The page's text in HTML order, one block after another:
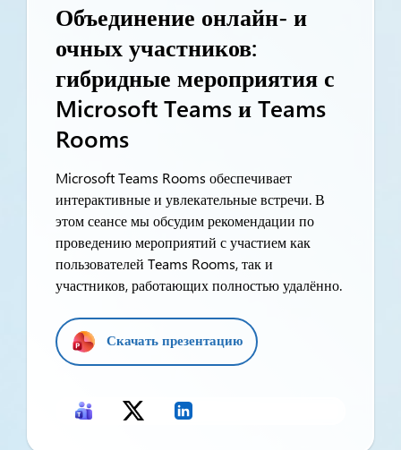
Объединение онлайн- и
очных участников:
гибридные мероприятия с
Microsoft Teams и Teams
Rooms
Microsoft Teams Rooms обеспечивает
интерактивные и увлекательные встречи. В
этом сеансе мы обсудим рекомендации по
проведению мероприятий с участием как
пользователей Teams Rooms, так и
участников, работающих полностью удалённо.
Скачать презентацию